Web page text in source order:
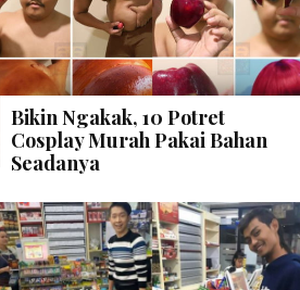
Bikin Ngakak, 10 Potret
Cosplay Murah Pakai Bahan
Seadanya